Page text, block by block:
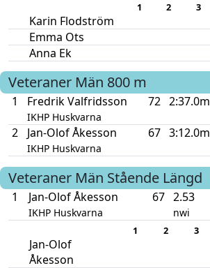
1 2 3
Karin Flodström
Emma Ots
Anna Ek
Veteraner Män 800 m
1
Fredrik Valfridsson
IKHP Huskvarna
72 2:37.0m
2
Jan-Olof Åkesson
IKHP Huskvarna
67 3:12.0m
Veteraner Män Stående Längd
1
Jan-Olof Åkesson
IKHP Huskvarna
67 2.53
nwi
1 2 3
Jan-Olof
Åkesson